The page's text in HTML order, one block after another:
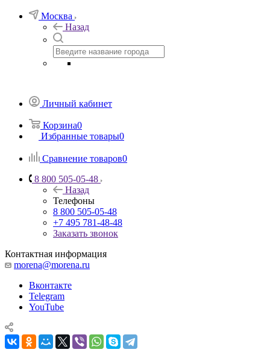
Москва
Назад
Личный кабинет
Корзина0
Избранные товары0
Сравнение товаров0
8 800 505-05-48
Назад
Телефоны
8 800 505-05-48
+7 495 781-48-48
Заказать звонок
Контактная информация
morena@morena.ru
Вконтакте
Telegram
YouTube